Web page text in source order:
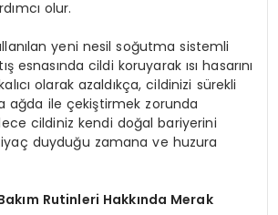
olur.
yeni nesil soğutma sistemli
esnasında cildi koruyarak ısı hasarını
olarak azaldıkça, cildinizi sürekli
ağda ile çekiştirmek zorunda
cildiniz kendi doğal bariyerini
duyduğu zamana ve huzura
Rutinleri Hakkında Merak